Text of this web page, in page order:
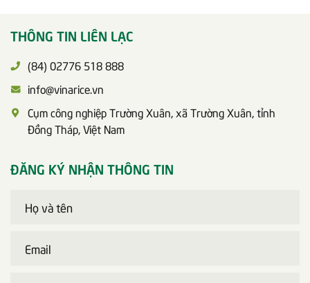
THÔNG TIN LIÊN LẠC
(84) 02776 518 888
info@vinarice.vn
Cụm công nghiệp Trường Xuân, xã Trường Xuân, tỉnh
Đồng Tháp, Việt Nam
ĐĂNG KÝ NHẬN THÔNG TIN